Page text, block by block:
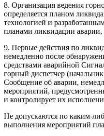
8. Организация ведения
определяется планом
технологией и
планами ликвидации аварии,
9. Первые действия по
немедленно после
средствами аварийной
горный диспетчер
Сообщение об аварии,
мероприятий,
и контролирует их
Не допускаются по каким-
выполнения мероприятий